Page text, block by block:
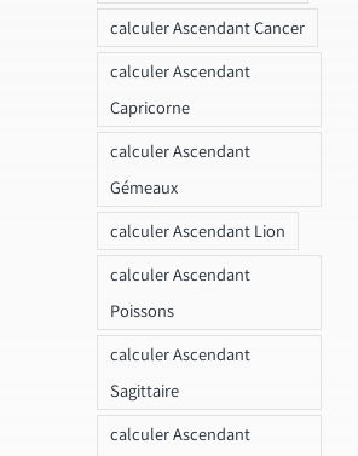
calculer Ascendant Cancer
calculer Ascendant
Capricorne
calculer Ascendant
Gémeaux
calculer Ascendant Lion
calculer Ascendant
Poissons
calculer Ascendant
Sagittaire
calculer Ascendant